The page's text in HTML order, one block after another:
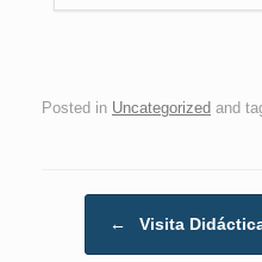
Posted in Uncategorized and
← Visita